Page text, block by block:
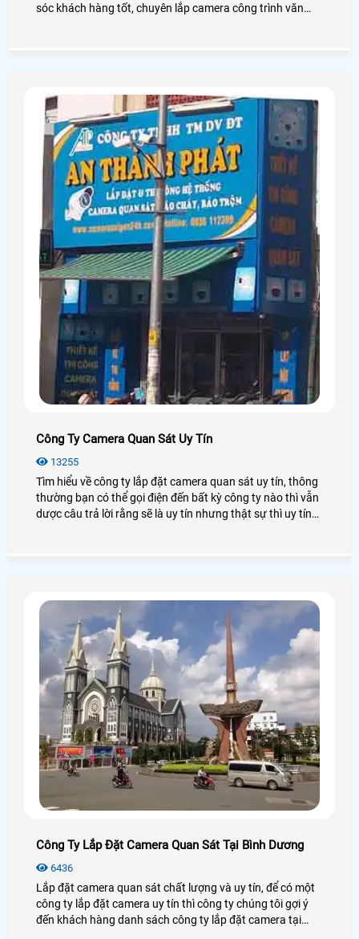
sóc khách hàng tốt, chuyên lắp camera công trình văn
Công Ty Camera Quan Sát Uy Tín
13255
Tìm hiểu về công ty lắp đặt camera quan sát uy tín, thông
thường bạn có thể gọi điện đến bất kỳ công ty nào thì vẫn
dược câu trả lời rằng sẽ là uy tín nhưng thật sự thì uy tín
Công Ty Lắp Đặt Camera Quan Sát Tại Bình Dương
6436
Lắp đặt camera quan sát chất lượng và uy tín, để có một
công ty lắp đặt camera uy tín thì công ty chúng tôi gợi ý
đến khách hàng danh sách công ty lắp đặt camera tại